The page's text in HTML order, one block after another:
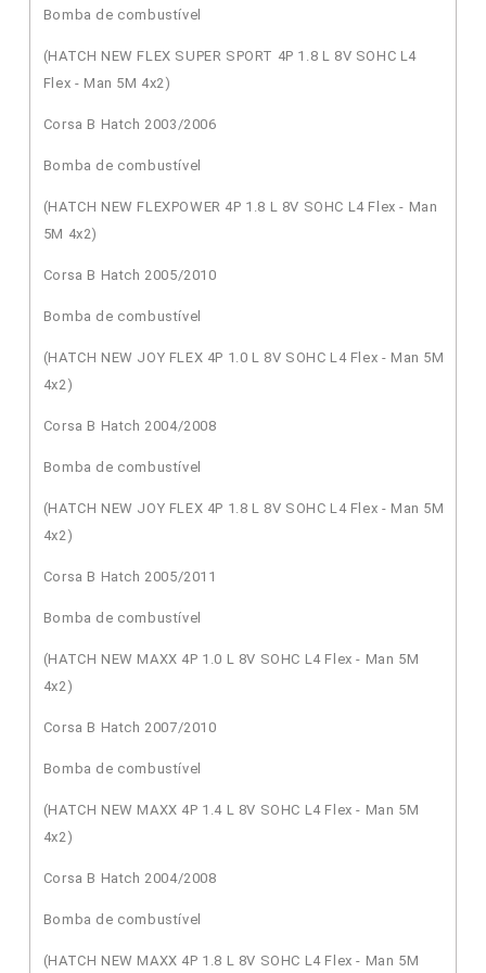
Bomba de combustível
(HATCH NEW FLEX SUPER SPORT 4P 1.8 L 8V SOHC L4
Flex - Man 5M 4x2)
Corsa B Hatch 2003/2006
Bomba de combustível
(HATCH NEW FLEXPOWER 4P 1.8 L 8V SOHC L4 Flex - Man
5M 4x2)
Corsa B Hatch 2005/2010
Bomba de combustível
(HATCH NEW JOY FLEX 4P 1.0 L 8V SOHC L4 Flex - Man 5M
4x2)
Corsa B Hatch 2004/2008
Bomba de combustível
(HATCH NEW JOY FLEX 4P 1.8 L 8V SOHC L4 Flex - Man 5M
4x2)
Corsa B Hatch 2005/2011
Bomba de combustível
(HATCH NEW MAXX 4P 1.0 L 8V SOHC L4 Flex - Man 5M
4x2)
Corsa B Hatch 2007/2010
Bomba de combustível
(HATCH NEW MAXX 4P 1.4 L 8V SOHC L4 Flex - Man 5M
4x2)
Corsa B Hatch 2004/2008
Bomba de combustível
(HATCH NEW MAXX 4P 1.8 L 8V SOHC L4 Flex - Man 5M